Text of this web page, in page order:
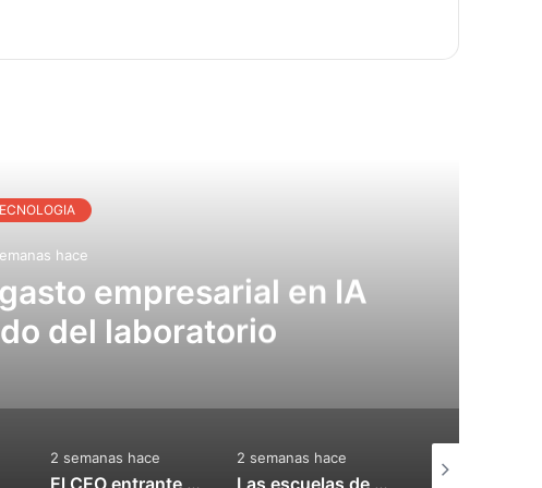
título)
2 semanas hace
Las escuelas de Nueva York ponen en pausa al robot humanoide 'Sally' después del rechazo estatal y sindical
1 semana hace
Agon recauda 30 millones de dólares para construir el campo de batalla sintético europeo para la IA de defensa